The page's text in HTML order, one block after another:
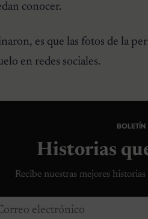
conocer.
es que las fotos de la
en redes sociales.
BOLETÍN
Historias
Recibe nuestras mejores
electrónico